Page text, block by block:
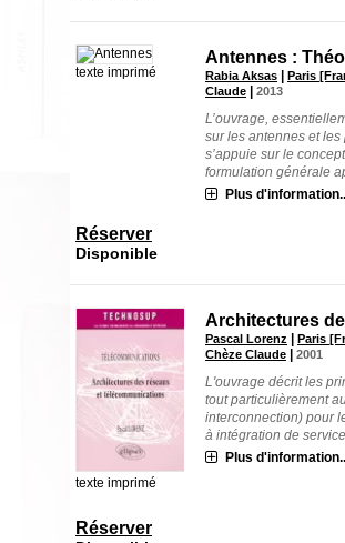
texte imprimé
Antennes :
Rabia Aksas |Paris
Claude |2013
L’ouvrage,
sur les antennes et
s’appuie sur le
formulation générale
Plus
Réserver
Disponible
texte imprimé
Architectures
Pascal Lorenz |Paris
Chèze Claude |2001
L'ouvrage décrit les
tout particulièrement
interconnection) pour
à intégration de
Plus
Réserver